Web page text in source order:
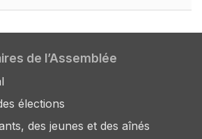
de l’Assemblée
élections
des jeunes et des aînés